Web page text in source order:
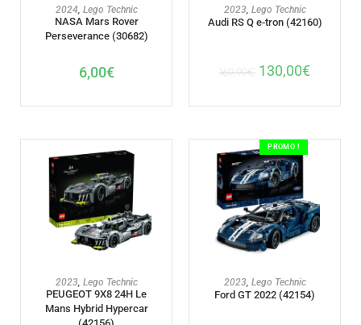
AJOUTER AU PANIER
2024 Lego Technic
NASA Mars Rover
Perseverance (30682)
6,00€
AJOUTER AU PANIER
2023, Lego Technic
Audi RS Q e-tron (42160)
169,99€ 130,00€
AJOUTER AU PANIER
2023, Lego Technic
PEUGEOT 9X8 24H Le
Mans Hybrid Hypercar
PROMO !
AJOUTER AU PANIER
2023, Lego Technic
Ford GT 2022 (42154)